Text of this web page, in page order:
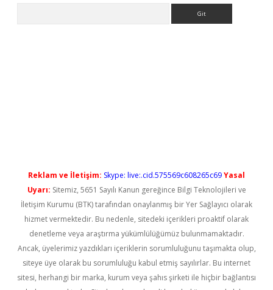
Reklam ve İletişim: Skype: live:.cid.575569c608265c69Yasal
Uyarı: Sitemiz, 5651 Sayılı Kanun gereğince Bilgi Teknolojileri ve
İletişim Kurumu (BTK) tarafından onaylanmış bir Yer Sağlayıcı olarak
hizmet vermektedir. Bu nedenle, sitedeki içerikleri proaktif olarak
denetleme veya araştırma yükümlülüğümüz bulunmamaktadır.
Ancak, üyelerimiz yazdıkları içeriklerin sorumluluğunu taşımakta olup,
siteye üye olarak bu sorumluluğu kabul etmiş sayılırlar. Bu internet
sitesi, herhangi bir marka, kurum veya şahıs şirketi ile hiçbir bağlantısı